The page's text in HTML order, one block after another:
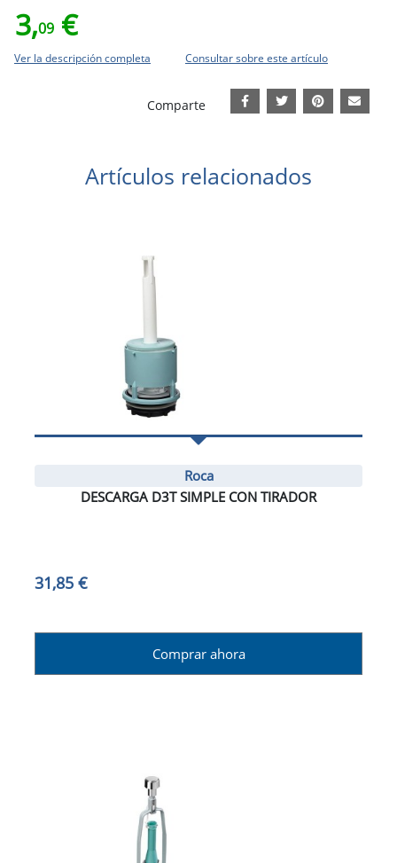
3,09 €
Ver la descripción completa Consultar sobre este artículo
Comparte
Artículos relacionados
Roca
DESCARGA D3T SIMPLE CON TIRADOR
31,85 €
Comprar ahora